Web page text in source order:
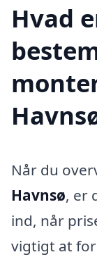
Hvad
Når du
Havnsø, er
ind, når
vigtigt at